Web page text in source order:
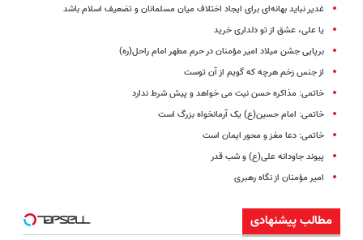
غدیر نباید بهانه‌ای برای ایجاد اختلاف میان مسلمانان و تضعیف اسلام باشد
یا علی، عشق از تو دلداری خرید
برپایی‌ جشن میلاد امیر مؤمنان در حرم‌ مطهر امام راحل(ره)
از جنس زخم هرچه که گویم از آن توست
خاتمی: مذاکره حسن نیت می خواهد و پیش شرط ندارد
خاتمی: امام حسین(ع) یک آرمانخواه بزرگ است
خاتمی: دعا مغز و محور ایمان است
پیوند جاودانه علی(ع) و شب قدر
امیر مؤمنان از نگاه رهبری
مطالب پیشنهادی